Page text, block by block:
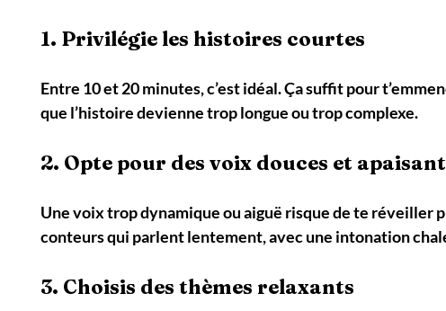
1. Privilégie les histoires courtes
Entre 10 et 20 minutes, c’est idéal. Ça suffit pour
que l’histoire devienne trop longue ou trop complexe.
2. Opte pour des voix douces et
Une voix trop dynamique ou aiguë risque de te réveiller
conteurs qui parlent lentement, avec une intonation
3. Choisis des thèmes relaxants